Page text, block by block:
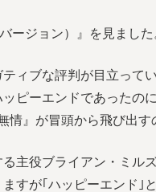
ージョン）』を見ました
ィブな評判が目立って
ピーエンドであった
情』が冒頭から飛び出
主役ブライアン・ミ
すが｢ハッピーエンド｣